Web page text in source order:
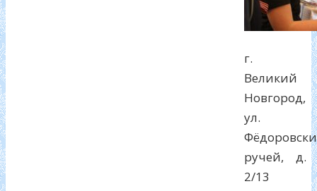
г.
Великий
Новгород,
ул.
ручей, д.
2/13